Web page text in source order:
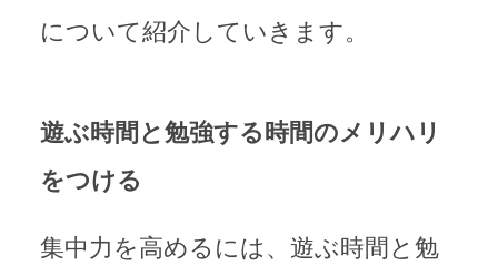
について紹介していきます。
遊ぶ時間と勉強する時間のメリハリ
をつける
集中力を高めるには、遊ぶ時間と勉